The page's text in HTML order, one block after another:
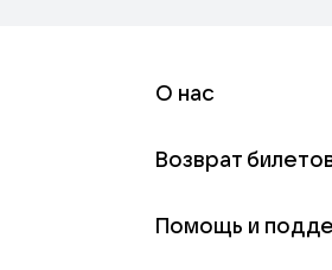
О нас
Возврат
Помощь и